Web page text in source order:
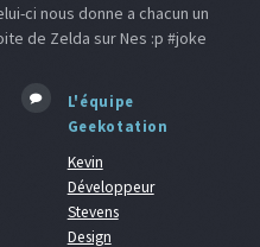
ci nous donne a chacun un
de Zelda sur Nes :p #joke
L'équipe
Geekotation
Kevin
Développeur
Stevens
Design